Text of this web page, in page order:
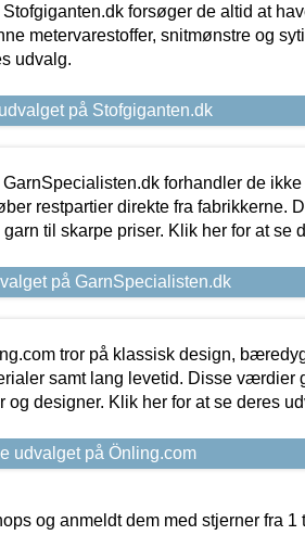
Stofgiganten.dk forsøger de altid at
metervarestoffer, snitmønstre og
udvalg.
på Stofgiganten.dk
GarnSpecialisten.dk forhandler de
restpartier direkte fra fabrikkerne.
garn til skarpe priser. Klik her for at se
på GarnSpecialisten.dk
tror på klassisk design,
samt lang levetid. Disse værdier
og designer. Klik her for at se deres
udvalget på Önling.com
og anmeldt dem med stjerner fra 1